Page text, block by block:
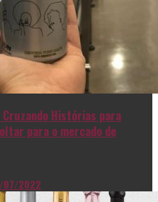
Cruzando Histórias para
para o mercado de
07/2022